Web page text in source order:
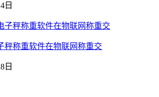
日
秤称重软件在物联网称重交
日